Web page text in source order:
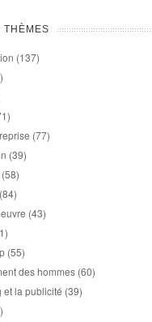
THÈMES
(137)
(77)
(39)
(58)
(84)
(43)
(55)
des hommes (60)
et la publicité (39)